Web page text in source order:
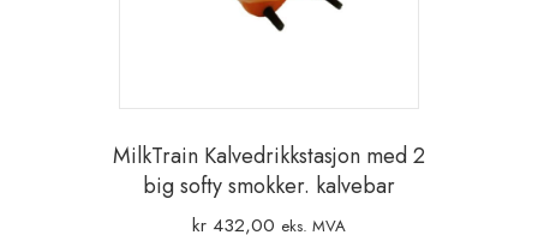
MilkTrain Kalvedrikkstasjon med 2
big softy smokker. kalvebar
kr 432,00 eks. MVA